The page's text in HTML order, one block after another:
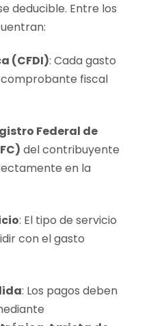
deducible. Entre los
(CFDI): Cada gasto
fiscal
Federal de
del contribuyente
en la
: El tipo de servicio
con el gasto
: Los pagos deben